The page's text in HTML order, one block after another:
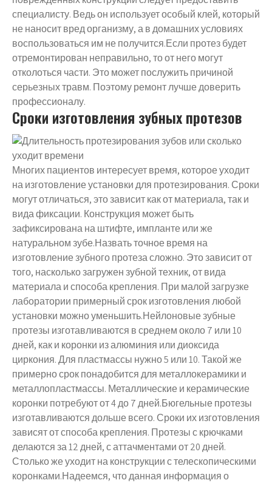
специалисту. Ведь он использует особый клей, который
не наносит вред организму, а в домашних условиях
воспользоваться им не получится.Если протез будет
отремонтирован неправильно, то от него могут
отколоться части. Это может послужить причиной
серьезных травм. Поэтому ремонт лучше доверить
профессионалу.
Сроки изготовления зубных протезов
Многих пациентов интересует время, которое уходит
на изготовление установки для протезирования. Сроки
могут отличаться, это зависит как от материала, так и
вида фиксации. Конструкция может быть
зафиксирована на штифте, импланте или же
натуральном зубе.Назвать точное время на
изготовление зубного протеза сложно. Это зависит от
того, насколько загружен зубной техник, от вида
материала и способа крепления. При малой загрузке
лаборатории примерный срок изготовления любой
установки можно уменьшить.Нейлоновые зубные
протезы изготавливаются в среднем около 7 или 10
дней, как и коронки из алюминия или диоксида
циркония. Для пластмассы нужно 5 или 10. Такой же
примерно срок понадобится для металлокерамики и
металлопластмассы. Металлические и керамические
коронки потребуют от 4 до 7 дней.Бюгельные протезы
изготавливаются дольше всего. Сроки их изготовления
зависят от способа крепления. Протезы с крючками
делаются за 12 дней, с аттачментами от 20 дней.
Столько же уходит на конструкции с телескопическими
коронками.Надеемся, что данная информация о